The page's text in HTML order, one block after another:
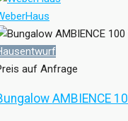
auf Anfrage
AMBIENCE